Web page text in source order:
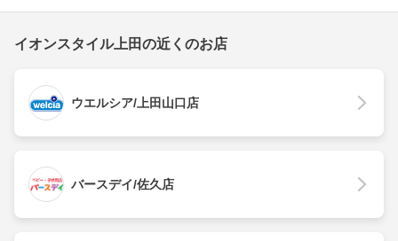
イオンスタイル上田の近くのお店
ウエルシア/上田山口店
バースデイ/佐久店